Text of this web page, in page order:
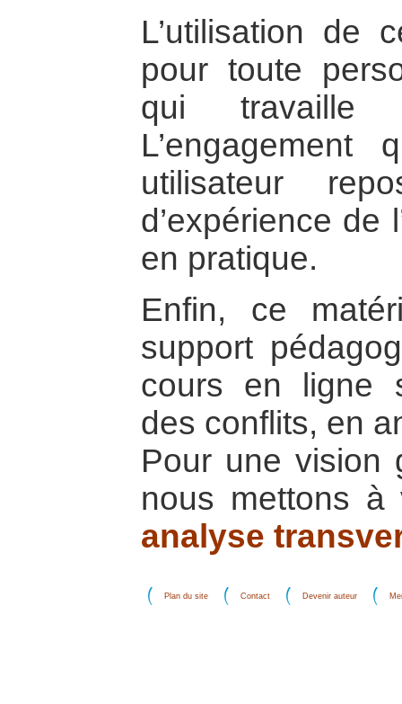
L’utilisation de
pour toute
qui travaille
L’engagement
utilisateur
d’expérience de
en pratique.
Enfin, ce
support
cours en ligne
des conflits, en
Pour une vision
nous mettons à
analyse
Plan du site Contact Devenir auteur